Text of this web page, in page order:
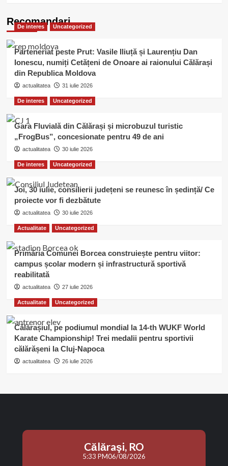
Recomandari
De interes Uncategorized
Parteneriat peste Prut: Vasile Iliuță și Laurențiu Dan
Ionescu, numiți Cetățeni de Onoare ai raionului Călărași
din Republica Moldova
actualitatea 31 iulie 2026
De interes Uncategorized
Gara Fluvială din Călărași și microbuzul turistic
„FrogBus”, concesionate pentru 49 de ani
actualitatea 30 iulie 2026
De interes Uncategorized
Joi, 30 iulie, consilierii județeni se reunesc în ședință/ Ce
proiecte vor fi dezbătute
actualitatea 30 iulie 2026
Actualitate Uncategorized
Primăria Comunei Borcea construiește pentru viitor:
campus școlar modern și infrastructură sportivă
reabilitată
actualitatea 27 iulie 2026
Actualitate Uncategorized
Călărașiul, pe podiumul mondial la 14-th WUKF World
Karate Championship! Trei medalii pentru sportivii
călărășeni la Cluj-Napoca
actualitatea 26 iulie 2026
Călăraşi, RO
5:33 PM06/08/2026